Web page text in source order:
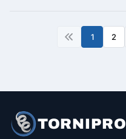
1 2
TORNIPRO